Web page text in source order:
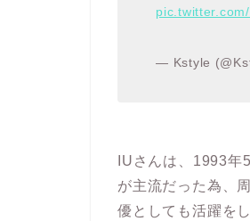
— Kstyle
IUさんは、1993
が主流だった為、
優としても活躍を